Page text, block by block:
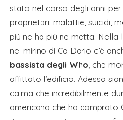
stato nel corso degli anni per
proprietari: malattie, suicidi,
più ne ha più ne metta. Nella
nel mirino di Ca Dario c’è
bassista degli Who , che
affittato l’edificio. Adesso
calma che incredibilmente
americana che ha comprato